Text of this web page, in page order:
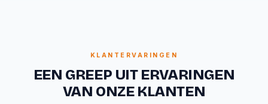
KLANTERVARINGEN
EEN GREEP UIT ERVARINGEN
VAN ONZE KLANTEN